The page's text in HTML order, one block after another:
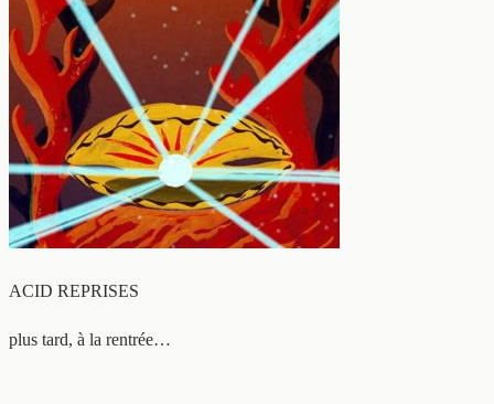
ACID REPRISES
plus tard, à la rentrée…